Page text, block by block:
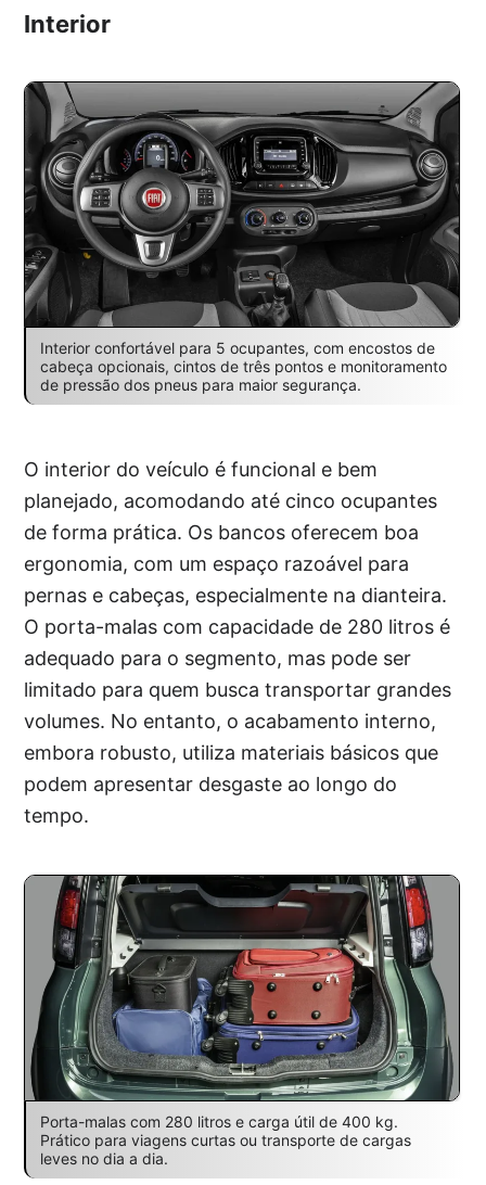
Interior
Interior confortável para 5 ocupantes, com encostos de
cabeça opcionais, cintos de três pontos e monitoramento
de pressão dos pneus para maior segurança.
O interior do veículo é funcional e bem
planejado, acomodando até cinco ocupantes
de forma prática. Os bancos oferecem boa
ergonomia, com um espaço razoável para
pernas e cabeças, especialmente na dianteira.
O porta-malas com capacidade de 280 litros é
adequado para o segmento, mas pode ser
limitado para quem busca transportar grandes
volumes. No entanto, o acabamento interno,
embora robusto, utiliza materiais básicos que
podem apresentar desgaste ao longo do
tempo.
Porta-malas com 280 litros e carga útil de 400 kg.
Prático para viagens curtas ou transporte de cargas
leves no dia a dia.